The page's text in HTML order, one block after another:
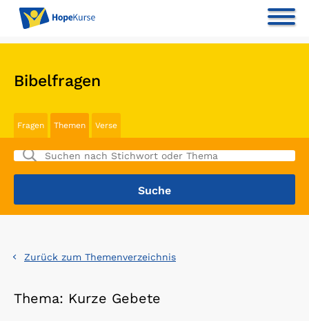
Bibelfragen
Fragen Themen Verse
Zurück zum Themenverzeichnis
Thema: Kurze Gebete